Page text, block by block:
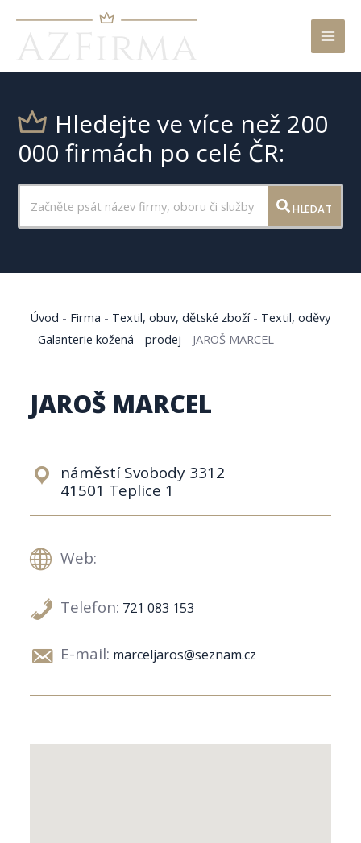
Hledejte ve více než 200
000 firmách po celé ČR:
HLEDAT
Úvod - Firma - Textil, obuv, dětské zboží- Textil, oděvy
-Galanterie kožená - prodej - JAROŠ MARCEL
JAROŠ MARCEL
náměstí Svobody 3312
41501 Teplice 1
Web:
Telefon: 721 083 153
E-mail: marceljaros@seznam.cz